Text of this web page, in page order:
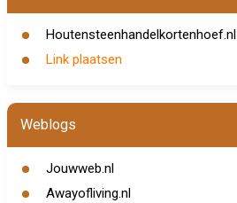
Houtensteenhandelkortenhoef.nl
Link plaatsen
Weblogs
Jouwweb.nl
Awayofliving.nl